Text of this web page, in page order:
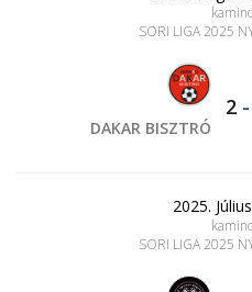
SORI LIGA 2025
DAKAR BISZTRÓ
2 -
2025.
SORI LIGA 2025